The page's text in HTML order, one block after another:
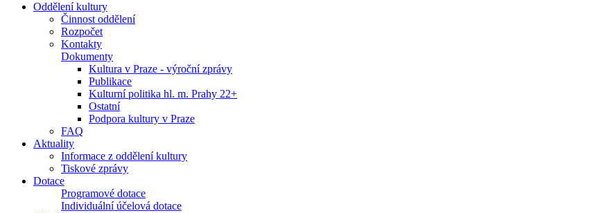
Oddělení kultury
Činnost oddělení
Rozpočet
Kontakty
Dokumenty
Kultura v Praze - výroční zprávy
Publikace
Kulturní politika hl. m. Prahy 22+
Ostatní
Podpora kultury v Praze
FAQ
Aktuality
Informace z oddělení kultury
Tiskové zprávy
Dotace
Programové dotace
Individuální účelová dotace